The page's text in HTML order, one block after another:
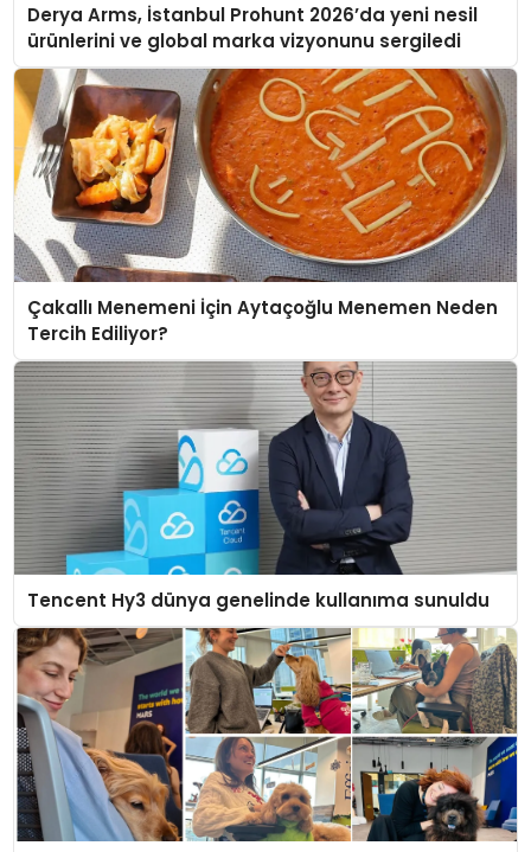
Derya Arms, İstanbul Prohunt 2026’da yeni nesil
ürünlerini ve global marka vizyonunu sergiledi
Çakallı Menemeni İçin Aytaçoğlu Menemen Neden
Tercih Ediliyor?
Tencent Hy3 dünya genelinde kullanıma sunuldu